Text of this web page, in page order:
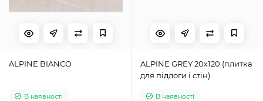
ALPINE BIANCO
В наявності
ALPINE GREY 20x120 (плитка
для підлоги і стін)
В наявності